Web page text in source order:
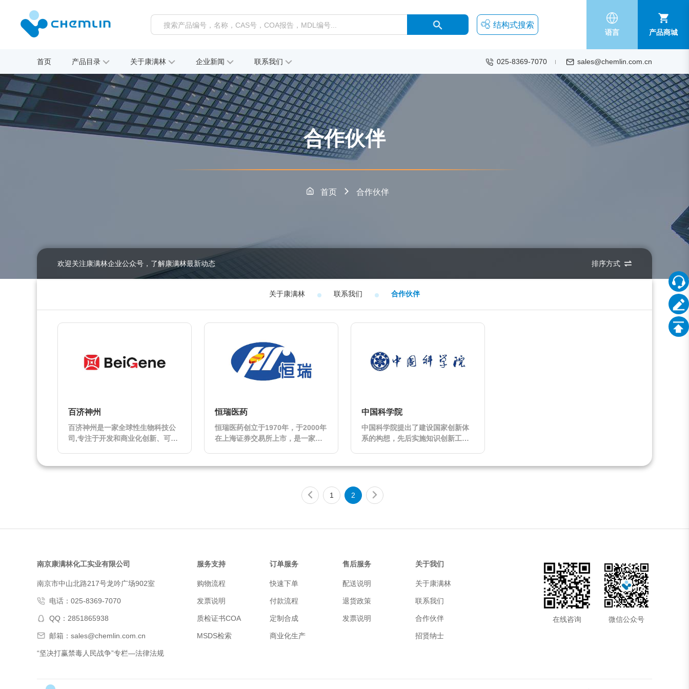
结构式搜索
语言 产品商城
首页 产品目录 关于康满林 企业新闻 联系我们 025-8369-7070 sales@chemlin.com.cn
合作伙伴
首页 合作伙伴
欢迎关注康满林企业公众号，了解康满林最新动态 排序方式
关于康满林 联系我们 合作伙伴
百济神州
百济神州是一家全球性生物科技公
司,专注于开发和商业化创新、可负
恒瑞医药
恒瑞医药创立于1970年，于2000年
在上海证券交易所上市，是一家专
瘤、代谢性疾病、自身免疫疾病、
域进行新药研发，是国内最具创新
中国科学院
中国科学院提出了建设国家创新体
系的构想，先后实施知识创新工
《迎接知识经济时代，建设国家创
领未来》《创新2050：科学技术与
中国的未来》《科技发展新态势与
1 2
南京康满林化工实业有限公司
南京市中山北路217号龙吟广场902室
电话：025-8369-7070
QQ：2851865938
邮箱：sales@chemlin.com.cn
“坚决打赢禁毒人民战争”专栏—法律法规
服务支持
购物流程
发票说明
质检证书COA
MSDS检索
订单服务
快速下单
付款流程
定制合成
商业化生产
售后服务
配送说明
退货政策
发票说明
关于我们
关于康满林
联系我们
合作伙伴
招贤纳士
微信公众号
在线咨询